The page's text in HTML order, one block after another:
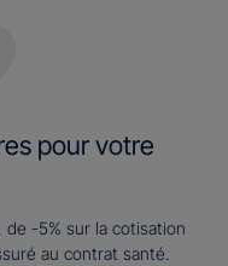
pour votre
-5% sur la cotisation
au contrat santé.